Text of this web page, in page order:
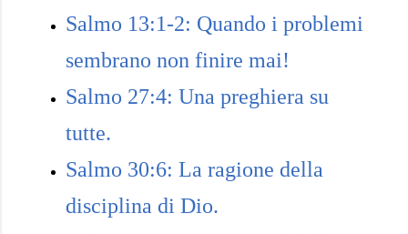
Salmo 13:1-2: Quando i problemi
sembrano non finire mai!
Salmo 27:4: Una preghiera su
tutte.
Salmo 30:6: La ragione della
disciplina di Dio.